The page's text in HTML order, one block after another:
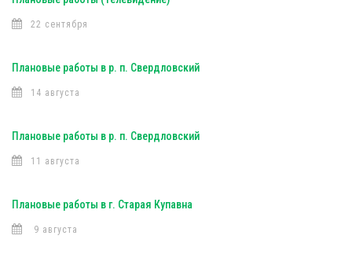
22 сентября
Плановые работы в р. п. Свердловский
14 августа
Плановые работы в р. п. Свердловский
11 августа
Плановые работы в г. Старая Купавна
9 августа